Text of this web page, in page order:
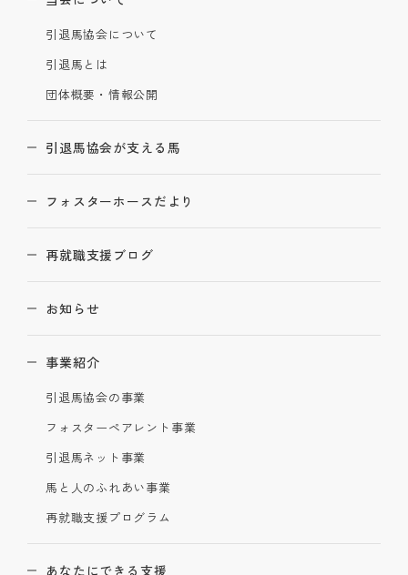
引退馬協会について
引退馬とは
団体概要・情報公開
引退馬協会が支える馬
フォスターホースだより
再就職支援ブログ
お知らせ
事業紹介
引退馬協会の事業
フォスターペアレント事業
引退馬ネット事業
馬と人のふれあい事業
再就職支援プログラム
あなたにできる支援